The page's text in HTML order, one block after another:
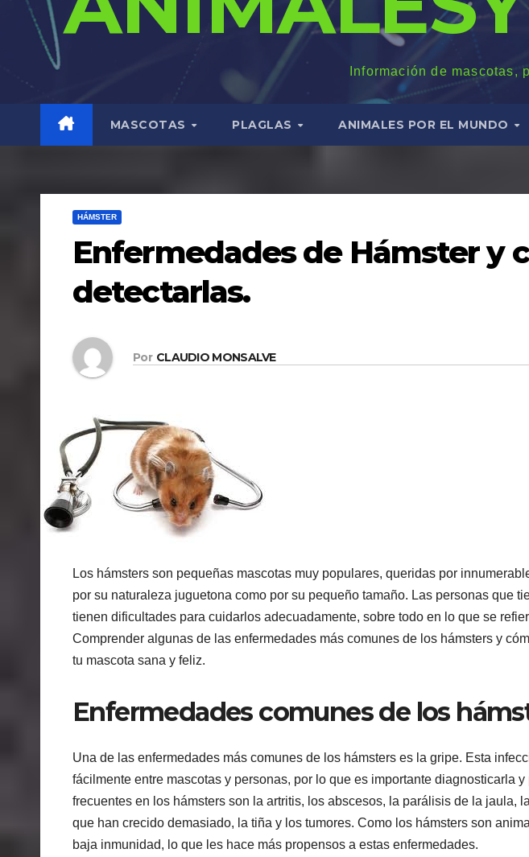
Información de mascotas,
MASCOTAS PLAGLAS ANIMALES POR EL MUNDO
HÁMSTER
Enfermedades de Hámster y
detectarlas.
Por CLAUDIO MONSALVE
Los hámsters son pequeñas mascotas muy populares, queridas por
por su naturaleza juguetona como por su pequeño tamaño. Las personas que
tienen dificultades para cuidarlos adecuadamente, sobre todo en lo que se
Comprender algunas de las enfermedades más comunes de los hámsters y
tu mascota sana y feliz.
Enfermedades comunes de los
Una de las enfermedades más comunes de los hámsters es la gripe. Esta
fácilmente entre mascotas y personas, por lo que es importante diagnosticarla
frecuentes en los hámsters son la artritis, los abscesos, la parálisis de la jaula,
que han crecido demasiado, la tiña y los tumores. Como los hámsters son
baja inmunidad, lo que les hace más propensos a estas enfermedades.